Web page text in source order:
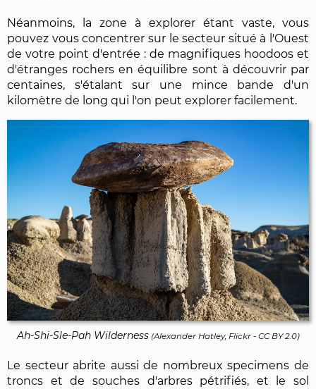
Néanmoins, la zone à explorer étant vaste, vous
pouvez vous concentrer sur le secteur situé à l'Ouest
de votre point d'entrée : de magnifiques hoodoos et
d'étranges rochers en équilibre sont à découvrir par
centaines, s'étalant sur une mince bande d'un
kilomètre de long qui l'on peut explorer facilement.
Ah-Shi-Sle-Pah Wilderness(Alexander Hatley, Flickr- CC BY 2.0)
Le secteur abrite aussi de nombreux specimens de
troncs et de souches d'arbres pétrifiés, et le sol